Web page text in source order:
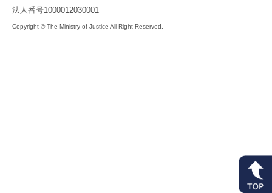
法人番号1000012030001
Copyright © The Ministry of Justice All Right Reserved.